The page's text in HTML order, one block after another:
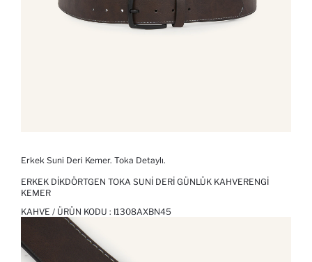
Erkek Suni Deri Kemer. Toka Detaylı.
ERKEK DIKDÖRTGEN TOKA SUNI DERI GÜNLÜK KAHVERENGI
KEMER
KAHVE / ÜRÜN KODU : I1308AXBN45